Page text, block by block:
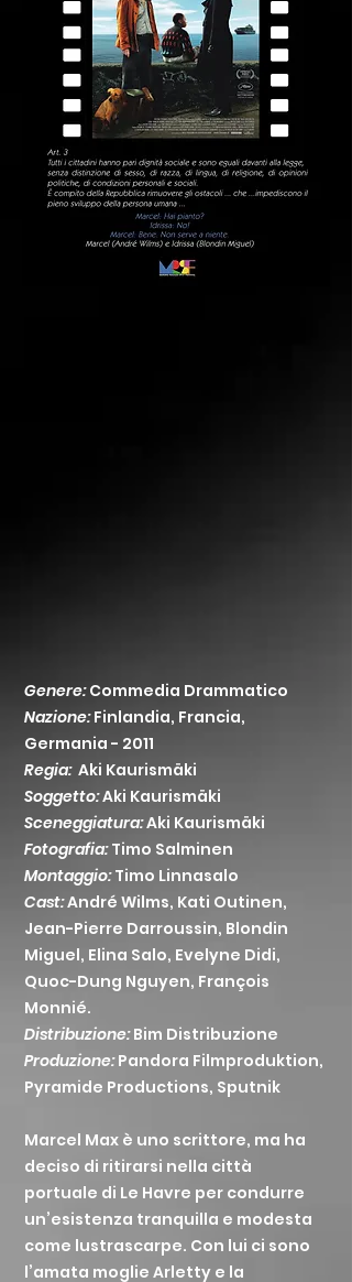
Genere:Commedia Drammatico
Nazione:Finlandia, Francia,
Germania - 2011
Regia:Aki Kaurismäki
Soggetto:Aki Kaurismäki
Sceneggiatura:Aki Kaurismäki
Fotografia:Timo Salminen
Montaggio:Timo Linnasalo
Cast:André Wilms, Kati Outinen,
Jean-Pierre Darroussin, Blondin
Miguel, Elina Salo, Evelyne Didi,
Quoc-Dung Nguyen, François
Monnié.
Distribuzione:Bim Distribuzione
Produzione:Pandora Filmproduktion,
Pyramide Productions, Sputnik
Marcel Max è uno scrittore, ma ha
deciso di ritirarsi nella città
portuale di Le Havre per condurre
un’esistenza tranquilla e modesta
come lustrascarpe. Con lui ci sono
l’amata moglie Arletty e la